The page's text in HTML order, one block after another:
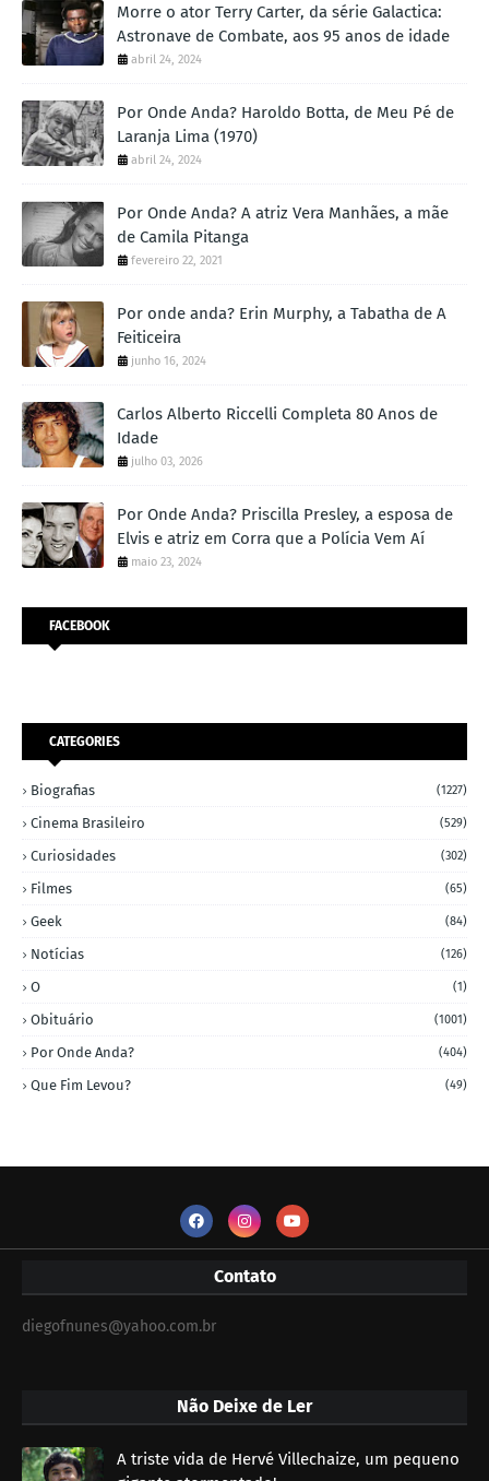
Morre o ator Terry Carter, da série Galactica:
Astronave de Combate, aos 95 anos de idade
abril 24, 2024
Por Onde Anda? Haroldo Botta, de Meu Pé de
Laranja Lima (1970)
abril 24, 2024
Por Onde Anda? A atriz Vera Manhães, a mãe
de Camila Pitanga
fevereiro 22, 2021
Por onde anda? Erin Murphy, a Tabatha de A
Feiticeira
junho 16, 2024
Carlos Alberto Riccelli Completa 80 Anos de
Idade
julho 03, 2026
Por Onde Anda? Priscilla Presley, a esposa de
Elvis e atriz em Corra que a Polícia Vem Aí
maio 23, 2024
FACEBOOK
CATEGORIES
Biografias (1227)
Cinema Brasileiro (529)
Curiosidades (302)
Filmes (65)
Geek (84)
Notícias (126)
O (1)
Obituário (1001)
Por Onde Anda? (404)
Que Fim Levou? (49)
Contato
diegofnunes@yahoo.com.br
Não Deixe de Ler
A triste vida de Hervé Villechaize, um pequeno